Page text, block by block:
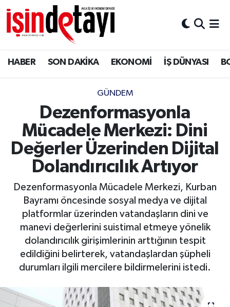
HABER SON DAKİKA EKONOMİ İŞ DÜNYASI
GÜNDEM
Dezenformasyonla
Mücadele Merkezi: Dini
Değerler Üzerinden Dijital
Dolandırıcılık Artıyor
Dezenformasyonla Mücadele Merkezi, Kurban
Bayramı öncesinde sosyal medya ve dijital
platformlar üzerinden vatandaşların dini ve
manevi değerlerini suistimal etmeye yönelik
dolandırıcılık girişimlerinin arttığının tespit
edildiğini belirterek, vatandaşlardan şüpheli
durumları ilgili mercilere bildirmelerini istedi.
DÜNYA
Eğitim
ENERJİ HABERİ
GAYRİMENKUL
HABER
LOJİSTİK
MAGAZİN
OTO DETAY
SON DAKİKA
Nöbetçi Eczaneler
Hava Durumu
İstanbul Namaz Vakitleri
Trafik Durumu
Süper Lig Puan Durumu ve Fikstür
Tüm Manşetler
Son Dakika Haberleri
Haber Arşivi